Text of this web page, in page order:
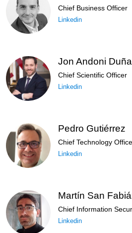
Chief Business Officer
Linkedin
Jon Andoni
Chief Scientific Officer
Linkedin
Pedro Gutiérrez
Chief Technology
Linkedin
Martín San
Chief Information
Linkedin